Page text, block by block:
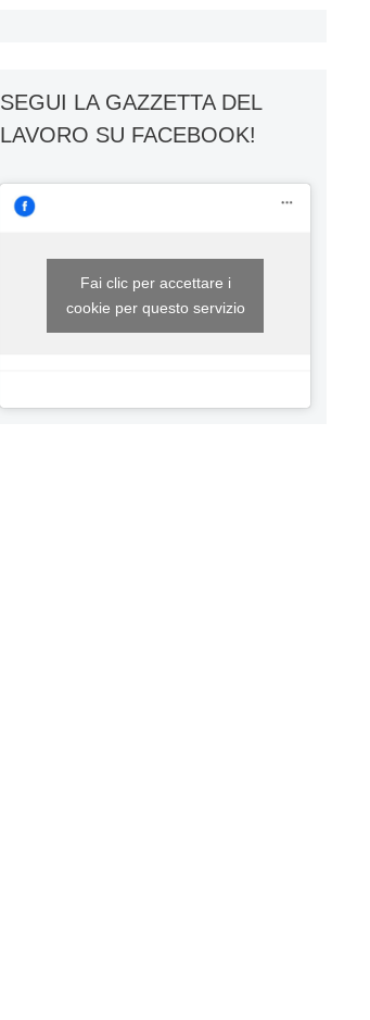
SEGUI LA GAZZETTA DEL
LAVORO SU FACEBOOK!
Fai clic per accettare i
cookie per questo servizio